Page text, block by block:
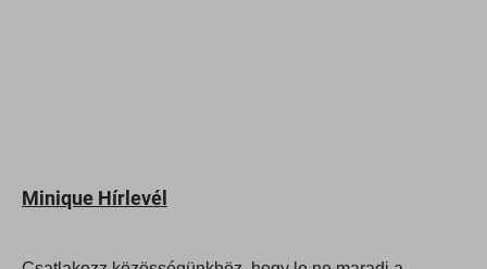
Minique Hírlevél